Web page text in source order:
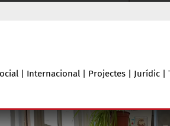
| Internacional | Projectes | Jurídic |